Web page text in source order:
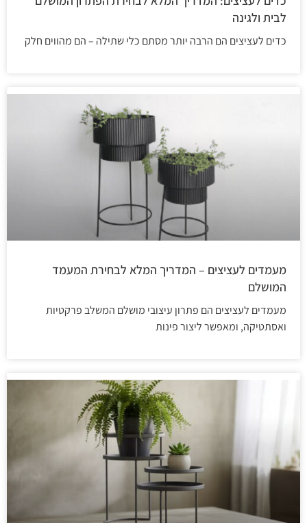
לבית ולגינה
כדים לעציצים הם הרבה יותר מסתם כלי שתילה – הם מהווים חלק
מעמדים לעציצים – המדריך המלא לבחירת המעמד
המושלם
מעמדים לעציצים הם פתרון עיצובי מושלם המשלב פרקטיות
ואסתטיקה, ומאפשר ליצור פינות